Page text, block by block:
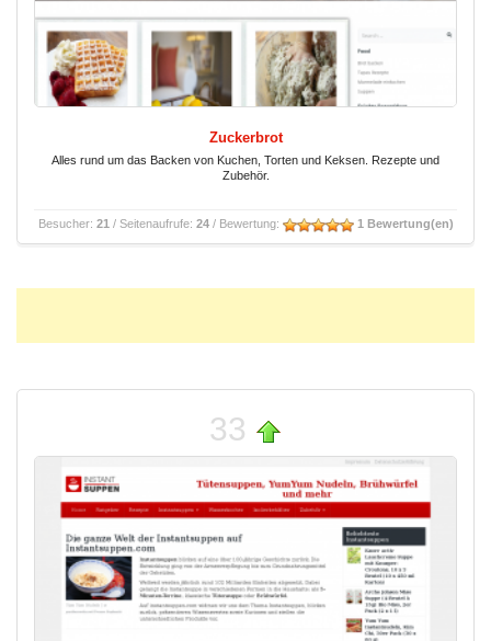
Zuckerbrot
Alles rund um das Backen von Kuchen, Torten und Keksen. Rezepte und
Zubehör.
Besucher: 21 / Seitenaufrufe: 24/ Bewertung: 1 Bewertung(en)
33